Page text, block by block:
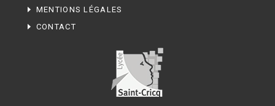
MENTIONS LÉGALES
CONTACT